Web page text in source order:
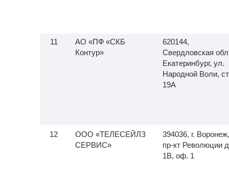
АО «ПФ «СКБ
Контур»
620144,
Свердловская
Екатеринбург, ул.
Народной Воли,
19А
ООО «ТЕЛЕСЕЙЛЗ
СЕРВИС»
394036, г. Воронеж,
пр-кт Революции
1В, оф. 1